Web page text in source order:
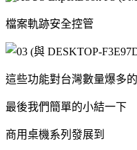
檔案軌跡安全控管
這些功能對台灣數量爆多
最後我們簡單的小結一下
商用桌機系列發展到